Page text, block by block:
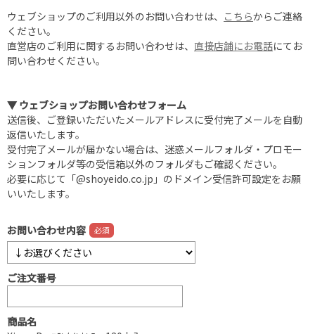
ウェブショップのご利用以外のお問い合わせは、 こちらからご連絡
ください。
直営店のご利用に関するお問い合わせは、 直接店舗にお電話にてお
問い合わせください。
▼ ウェブショップお問い合わせフォーム
送信後、ご登録いただいたメールアドレスに受付完了メールを自動
返信いたします。
受付完了メールが届かない場合は、迷惑メールフォルダ・プロモー
ションフォルダ等の受信箱以外のフォルダもご確認ください。
必要に応じて「@shoyeido.co.jp」のドメイン受信許可設定をお願
いいたします。
お問い合わせ内容
ご注文番号
商品名